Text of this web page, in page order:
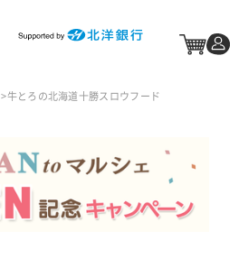
牛とろの北海道十勝スロウフード